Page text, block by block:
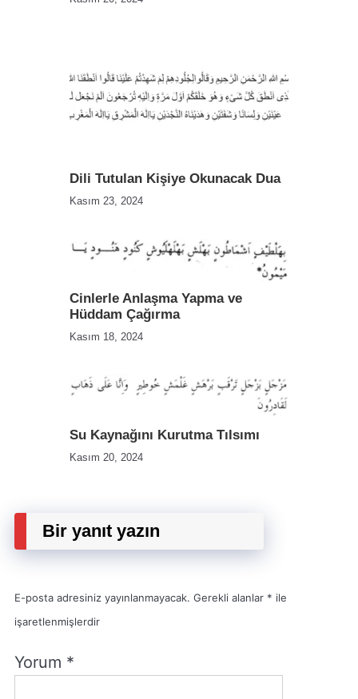
Dili Tutulan Kişiye Okunacak Dua
Kasım 23, 2024
Cinlerle Anlaşma Yapma ve
Hüddam Çağırma
Kasım 18, 2024
Su Kaynağını Kurutma Tılsımı
Kasım 20, 2024
Bir yanıt yazın
E-posta adresiniz yayınlanmayacak. Gerekli alanlar * ile
işaretlenmişlerdir
Yorum *